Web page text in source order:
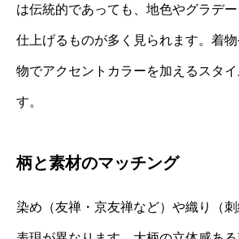
は伝統的であっても、地色やグラデ
仕上げるものが多く見られます。着
物でアクセントカラーを加えるスタ
す。
柄と素材のマッチング
染め（友禅・京友禅など）や織り（